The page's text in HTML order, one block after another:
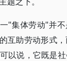
"集体劳动"并
互助劳动形式
以说，它既是